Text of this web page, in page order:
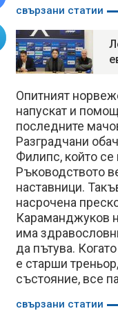
свързани статии
Опитният
напускат и
последните
Разградчани
Филипс, който
Ръководството
наставници.
насрочена
Караманджуков
има
да пътува.
е старши
състояние, все
свързани статии